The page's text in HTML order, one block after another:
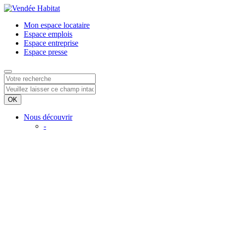
Mon espace locataire
Espace emplois
Espace entreprise
Espace presse
Nous découvrir
-